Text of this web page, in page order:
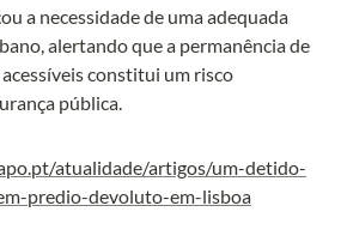
a necessidade de uma adequada
alertando que a permanência de
constitui um risco
pública.
atualidade/artigos/um-detido-
predio-devoluto-em-lisboa